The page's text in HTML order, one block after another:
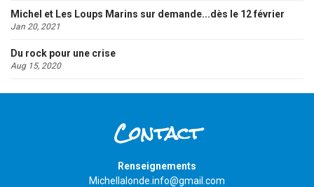
Michel et Les Loups Marins sur demande...dès le 12 février
Jan 20, 2021
Du rock pour une crise
Aug 15, 2020
Contact
Renseignements
Michellalonde.info@gmail.com